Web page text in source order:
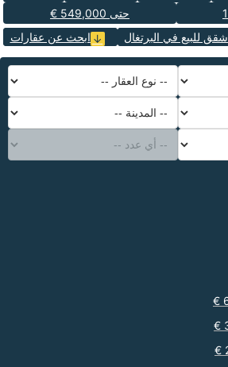
حتى 549,000 €
شقق للبيع في البرتغال ابحث عن عقارات
-- نوع العقار --
المنطقة
-- المدينة --
-- أي حي --
-- أي عدد --
ترتيب حسب